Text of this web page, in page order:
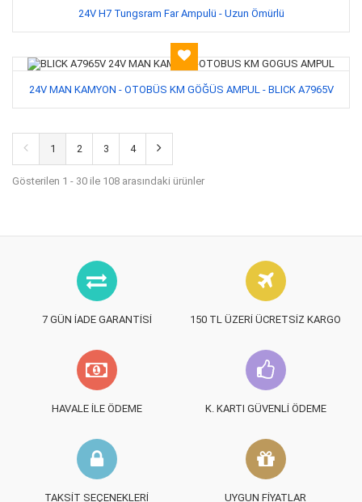
24V H7 Tungsram Far Ampulü - Uzun Ömürlü
24V MAN KAMYON - OTOBÜS KM GÖĞÜS AMPUL - BLICK A7965V
1 2 3 4
Gösterilen 1 - 30 ile 108 arasındaki ürünler
7 GÜN İADE GARANTISI 150 TL ÜZERI ÜCRETSIZ KARGO
HAVALE İLE ÖDEME K. KARTI GÜVENLI ÖDEME
TAKSIT SEÇENEKLERI UYGUN FIYATLAR